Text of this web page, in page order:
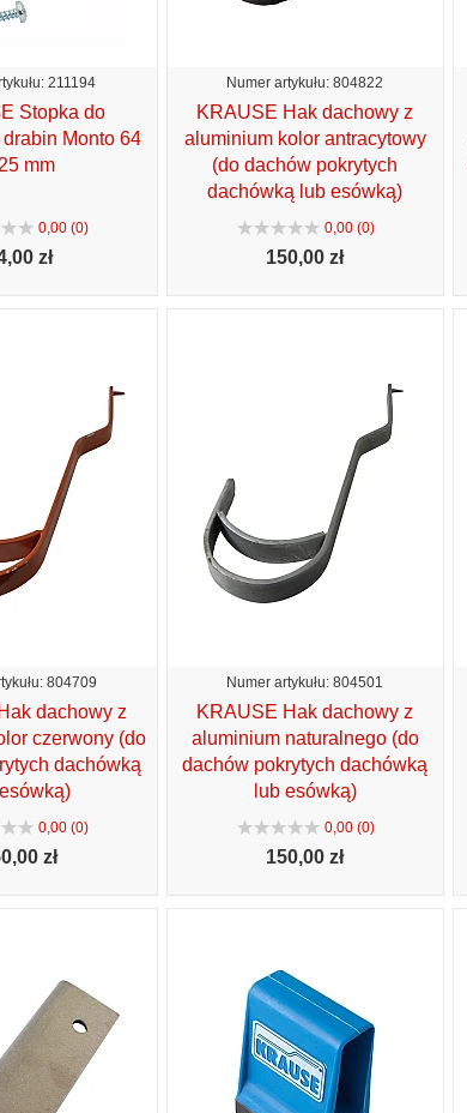
211194
Stopka do
Monto 64
mm
0,00 (0)
00 zł
Numer artykułu: 804822
KRAUSE Hak dachowy z
aluminium kolor antracytowy
(do dachów pokrytych
dachówką lub esówką)
0,00 (0)
150,00 zł
804709
dachowy z
czerwony (do
dachówką
0,00 (0)
00 zł
Numer artykułu: 804501
KRAUSE Hak dachowy z
aluminium naturalnego (do
dachów pokrytych dachówką
lub esówką)
0,00 (0)
150,00 zł